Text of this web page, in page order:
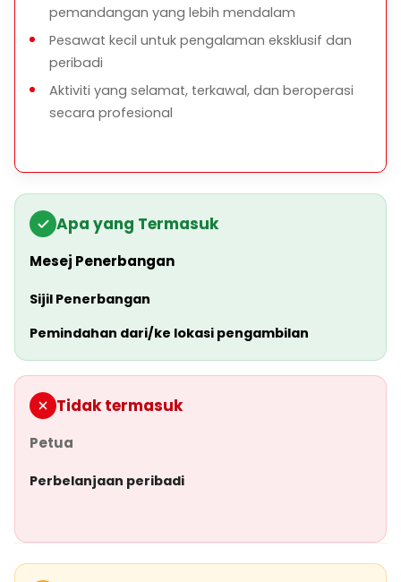
pemandangan yang lebih mendalam
Pesawat kecil untuk pengalaman eksklusif dan
peribadi
Aktiviti yang selamat, terkawal, dan beroperasi
secara profesional
Apa yang Termasuk
Mesej Penerbangan
Sijil Penerbangan
Pemindahan dari/ke lokasi pengambilan
Tidak termasuk
Petua
Perbelanjaan peribadi